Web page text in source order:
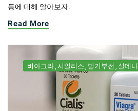
등에 대해 알아보자.
Read More
비아그라 시알리스 발기부전 실데